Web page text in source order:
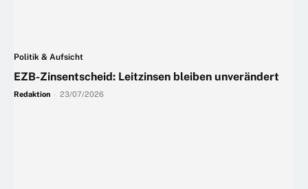
Politik & Aufsicht
EZB-Zinsentscheid: Leitzinsen bleiben unverändert
Redaktion 23/07/2026